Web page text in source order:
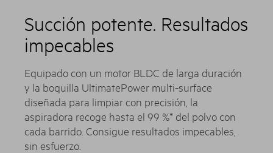
Succión potente. Resultados
impecables
Equipado con un motor BLDC de larga duración
y la boquilla UltimatePower multi-surface
diseñada para limpiar con precisión, la
aspiradora recoge hasta el 99 %* del polvo con
cada barrido. Consigue resultados impecables,
sin esfuerzo.